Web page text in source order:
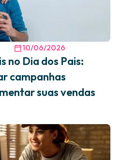
10/06/2026
no Dia dos Pais:
campanhas
suas vendas